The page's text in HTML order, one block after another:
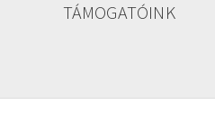
TÁMOGATÓINK